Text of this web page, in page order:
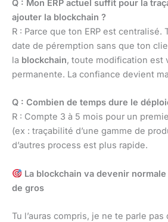
Q : Mon ERP actuel suffit pour la
ajouter la blockchain ?
R : Parce que ton ERP est centralisé.
date de péremption sans que ton
la blockchain, toute modification est
permanente. La confiance devient
Q : Combien de temps dure le
R : Compte 3 à 5 mois pour un
(ex : traçabilité d’une gamme de
d’autres process est plus rapide.
La blockchain va devenir
de gros
Tu l’auras compris, je ne te parle pas